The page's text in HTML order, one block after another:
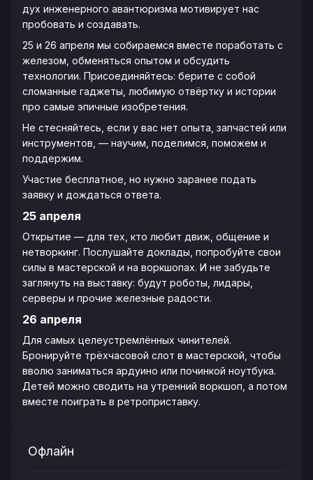
дух инженерного авантюризма мотивирует нас
пробовать и создавать.
25 и 26 апреля мы собираемся вместе поработать с
железом, обменяться опытом и обсудить
технологии. Присоединяйтесь: берите с собой
сломанные гаджеты, любимую отвёртку и истории
про самые эпичные изобретения.
Не стесняйтесь, если у вас нет опыта, запчастей или
инструментов, — научим, поделимся, поможем и
поддержим.
Участие бесплатное, но нужно заранее подать
заявку и дождаться ответа.
25 апреля
Открытие — для тех, кто любит движ, общение и
нетворкинг. Послушайте доклады, попробуйте свои
силы в мастерской и на воркшопах. И не забудьте
заглянуть на выставку: будут роботы, лидары,
серверы и прочие железные радости.
26 апреля
Для самых целеустремлённых чинителей.
Бронируйте трёхчасовой слот в мастерской, чтобы
вволю заниматься ардуино или починкой ноутбука.
Детей можно сводить на утренний воркшоп, а потом
вместе поиграть в ретроприставку.
Офлайн